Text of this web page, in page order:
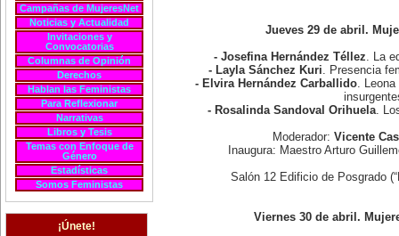
Campañas de MujeresNet
Noticias y Actualidad
Invitaciones y
Convocatorias
Columnas de Opinión
Derechos
Hablan las Feministas
Para Reflexionar
Narrativas
Libros y Tesis
Temas con Enfoque de
Género
Estadísticas
Somos Feministas
¡Únete!
Jueves 29 de abril.
- Josefina Hernández Téllez . La
- Layla Sánchez Kuri . Presencia
- Elvira Hernández Carballido .
- Rosalinda Sandoval Orihuela.
Moderador: Vicente
Inaugura: Maestro Arturo
Salón 12 Edificio de Posgrado
Viernes 30 de abril.